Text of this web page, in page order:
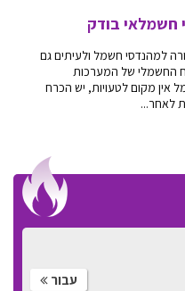
חשמלאי בודק
למהנדסי חשמל ולעיתים גם
החשמלי של המערכות
מקום לטעויות, יש הכרח
לאחר...
עבור